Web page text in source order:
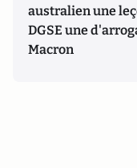
australien une
DGSE une
Macron